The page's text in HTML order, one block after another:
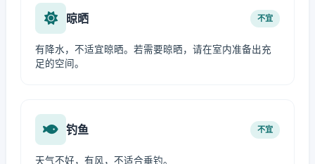
晾晒 不宜
有降水，不适宜晾晒。若需要晾晒，请在室内准备出充
足的空间。
钓鱼 不宜
天气不好，有风，不适合垂钓。